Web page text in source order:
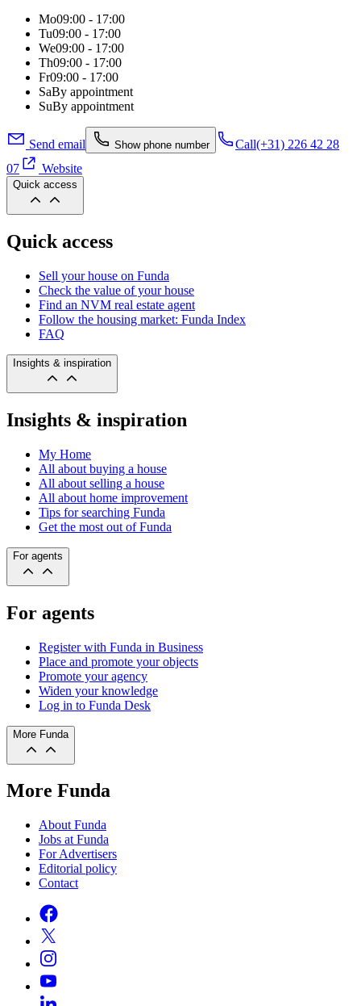
Mo09:00 - 17:00
Tu09:00 - 17:00
We09:00 - 17:00
Th09:00 - 17:00
Fr09:00 - 17:00
SaBy appointment
SuBy appointment
Send email Show phone number Call(+31) 226 42 28
07
Website
Quick access
Quick access
Sell your house on Funda
Check the value of your house
Find an NVM real estate agent
Follow the housing market: Funda Index
FAQ
Insights & inspiration
Insights & inspiration
My Home
All about buying a house
All about selling a house
All about home improvement
Tips for searching Funda
Get the most out of Funda
For agents
For agents
Register with Funda in Business
Place and promote your objects
Promote your agency
Widen your knowledge
Log in to Funda Desk
More Funda
More Funda
About Funda
Jobs at Funda
For Advertisers
Editorial policy
Contact